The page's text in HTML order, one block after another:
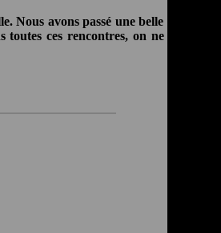
Nous avons passé une belle
toutes ces rencontres, on ne